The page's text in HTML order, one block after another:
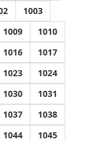
1003
1009
1010
1016
1017
1023
1024
1030
1031
1037
1038
1044
1045